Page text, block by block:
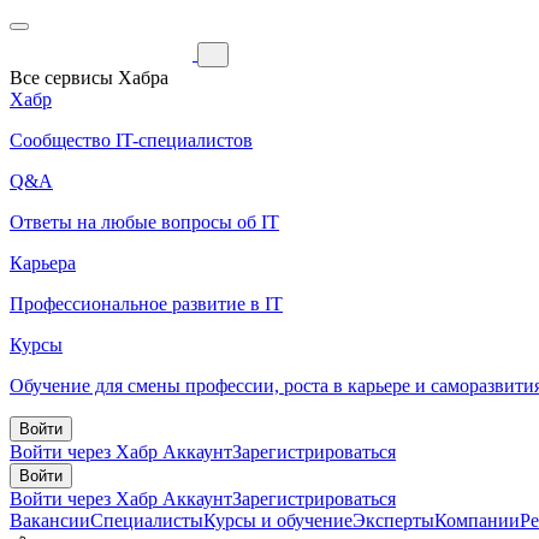
Все сервисы Хабра
Хабр
Сообщество IT-специалистов
Q&A
Ответы на любые вопросы об IT
Карьера
Профессиональное развитие в IT
Курсы
Обучение для смены профессии, роста в карьере и
Войти
Войти через Хабр АккаунтЗарегистрироваться
Войти
Войти через Хабр АккаунтЗарегистрироваться
ВакансииСпециалистыКурсы и обучениеЭкспертыКомпании